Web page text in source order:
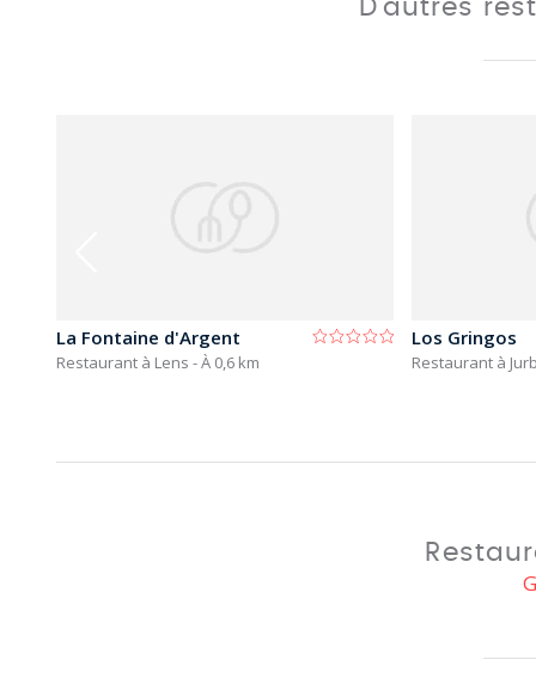
D'autres
La Fontaine d'Argent
Restaurant à Lens - À 0,6 km
Los Gringos
Restaurant à